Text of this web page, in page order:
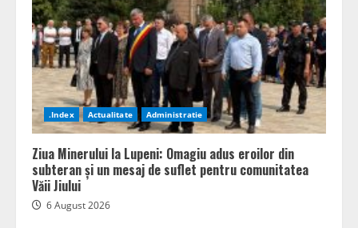
.Index Actualitate Administratie
Ziua Minerului la Lupeni: Omagiu adus eroilor din
subteran și un mesaj de suflet pentru comunitatea
Văii Jiului
6 August 2026